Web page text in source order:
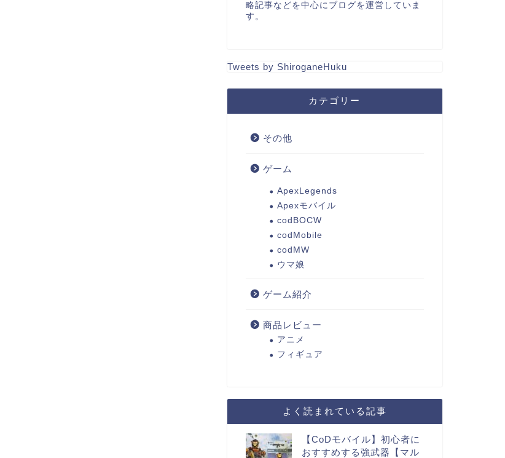
略記事などを中心にブログを運営していま
す。
Tweets by ShiroganeHuku
カテゴリー
その他
ゲーム
ApexLegends
Apexモバイル
codBOCW
codMobile
codMW
ウマ娘
ゲーム紹介
商品レビュー
アニメ
フィギュア
よく読まれている記事
【CoDモバイル】初心者に
おすすめする強武器【マル